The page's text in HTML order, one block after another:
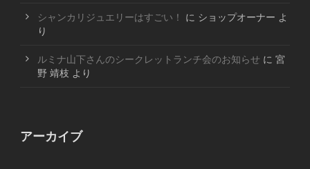
シャンカリジュエリーはすごい！ に ショップオーナー よ
り
ルミナ山下さんのシークレットランチ会のお知らせ に 宮
野 靖枝 より
アーカイブ